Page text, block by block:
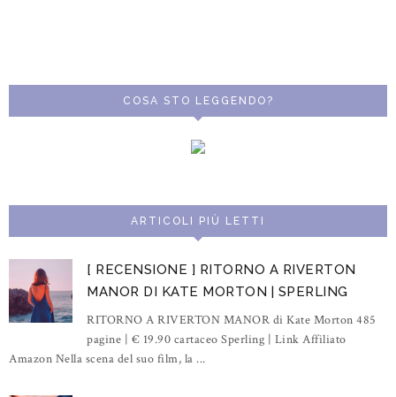
COSA STO LEGGENDO?
ARTICOLI PIÙ LETTI
[ RECENSIONE ] RITORNO A RIVERTON
MANOR DI KATE MORTON | SPERLING
RITORNO A RIVERTON MANOR di Kate Morton 485
pagine | € 19.90 cartaceo Sperling | Link Affiliato
Amazon Nella scena del suo film, la ...